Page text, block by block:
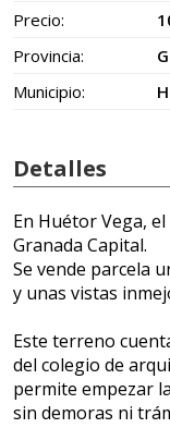
Precio:
Provincia:
Municipio:
Detalles
En Huétor Vega,
Granada Capital.
Se vende parcela
y unas vistas
Este terreno
del colegio de
permite empezar
sin demoras ni